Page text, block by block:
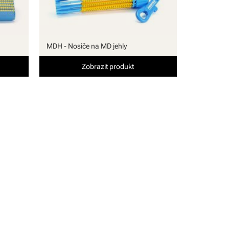
MDH - Nosiče na MD jehly
Zobrazit produkt